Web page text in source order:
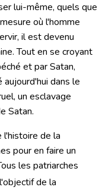
lui-même, quels que
où l'homme
il est devenu
Tout en se croyant
et par Satan,
dans le
un esclavage
Satan.
l'histoire de la
pour en faire un
les patriarches
de la